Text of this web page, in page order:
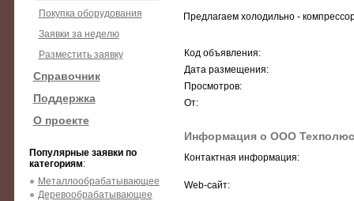
Покупка оборудования
Заявки за неделю
Разместить заявку
Справочник
Поддержка
О проекте
Популярные заявки по
категориям:
Металлообрабатывающее
Деревообрабатывающее
Предлагаем холодильно -
Код объявления:
Дата размещения:
Просмотров:
От:
Информация о ООО Техполюс
Контактная информация:
Web-сайт: